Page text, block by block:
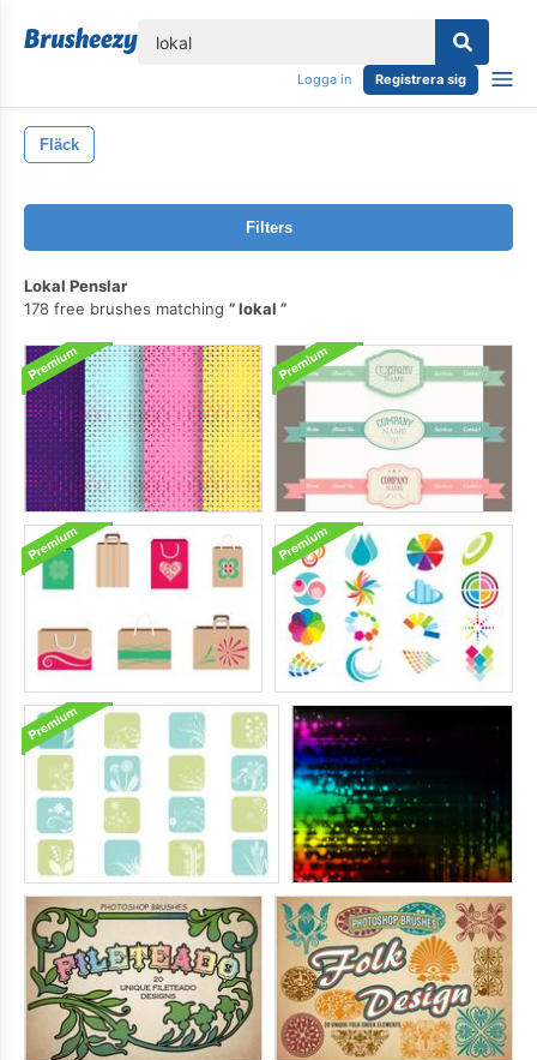
Logga in Registrera sig
Fläck
Filters
Lokal Penslar
178 free brushes matching
lokal